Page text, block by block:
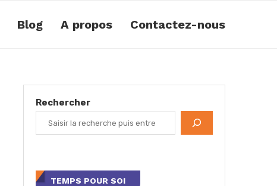
Blog A propos Contactez-nous
Rechercher
TEMPS POUR SOI